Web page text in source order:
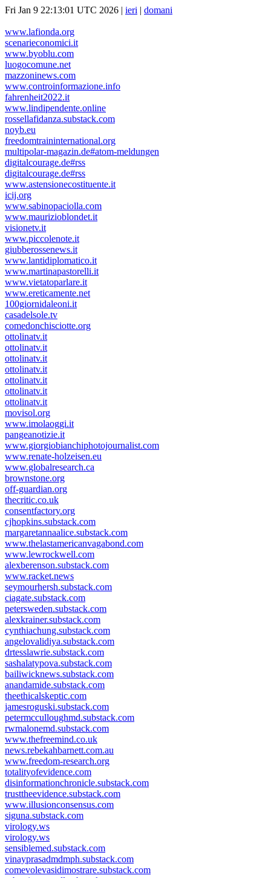
Fri Jan 9 22:13:01 UTC 2026 | ieri | domani
www.lafionda.org
scenarieconomici.it
www.byoblu.com
luogocomune.net
mazzoninews.com
www.controinformazione.info
fahrenheit2022.it
www.lindipendente.online
rossellafidanza.substack.com
noyb.eu
freedomtraininternational.org
multipolar-magazin.de#atom-meldungen
digitalcourage.de#rss
digitalcourage.de#rss
www.astensionecostituente.it
icij.org
www.sabinopaciolla.com
www.maurizioblondet.it
visionetv.it
www.piccolenote.it
giubberossenews.it
www.lantidiplomatico.it
www.martinapastorelli.it
www.vietatoparlare.it
www.ereticamente.net
100giornidaleoni.it
casadelsole.tv
comedonchisciotte.org
ottolinatv.it
ottolinatv.it
ottolinatv.it
ottolinatv.it
ottolinatv.it
ottolinatv.it
ottolinatv.it
movisol.org
www.imolaoggi.it
pangeanotizie.it
www.giorgiobianchiphotojournalist.com
www.renate-holzeisen.eu
www.globalresearch.ca
brownstone.org
off-guardian.org
thecritic.co.uk
consentfactory.org
cjhopkins.substack.com
margaretannaalice.substack.com
www.thelastamericanvagabond.com
www.lewrockwell.com
alexberenson.substack.com
www.racket.news
seymourhersh.substack.com
ciagate.substack.com
petersweden.substack.com
alexkrainer.substack.com
cynthiachung.substack.com
angelovalidiya.substack.com
drtesslawrie.substack.com
sashalatypova.substack.com
bailiwicknews.substack.com
anandamide.substack.com
theethicalskeptic.com
jamesroguski.substack.com
petermcculloughmd.substack.com
rwmalonemd.substack.com
www.thefreemind.co.uk
news.rebekahbarnett.com.au
www.freedom-research.org
totalityofevidence.com
disinformationchronicle.substack.com
trusttheevidence.substack.com
www.illusionconsensus.com
siguna.substack.com
virology.ws
virology.ws
sensiblemed.substack.com
vinayprasadmdmph.substack.com
comevolevasidimostrare.substack.com